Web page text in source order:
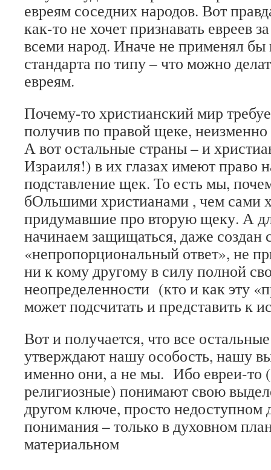
евреям соседних народов. Вот
как-то не хочет признавать евреев
всеми народ. Иначе не применял бы
стандарта по типу – что можно
евреям.
Почему-то христианский мир
получив по правой щеке,
А вот остальные страны – и
Израиля!) в их глазах имеют право
подставление щек. То есть мы,
бОльшими христианами , чем сами
придумавшие про вторую щеку. А
начинаем защищаться, даже создан
«непропорциональный ответ», не
ни к кому другому в силу полной
неопределенности (кто и как эту
может подсчитать и представить к
Вот и получается, что все
утверждают нашу особость, нашу
именно они, а не мы. Ибо евреи-то
религиозные) понимают свою
другом ключе, просто недоступном
понимания – только в духовном
материальном